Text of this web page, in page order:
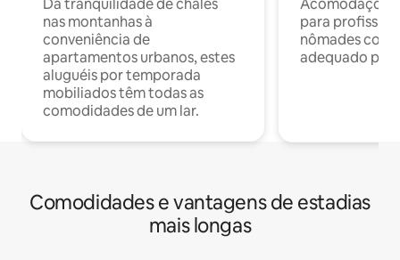
Da tranquilidade de chalés
nas montanhas à
conveniência de
apartamentos urbanos, estes
aluguéis por temporada
mobiliados têm todas as
comodidades de um lar.
para
nômades com
adequado
Comodidades e vantagens de estadias
mais longas